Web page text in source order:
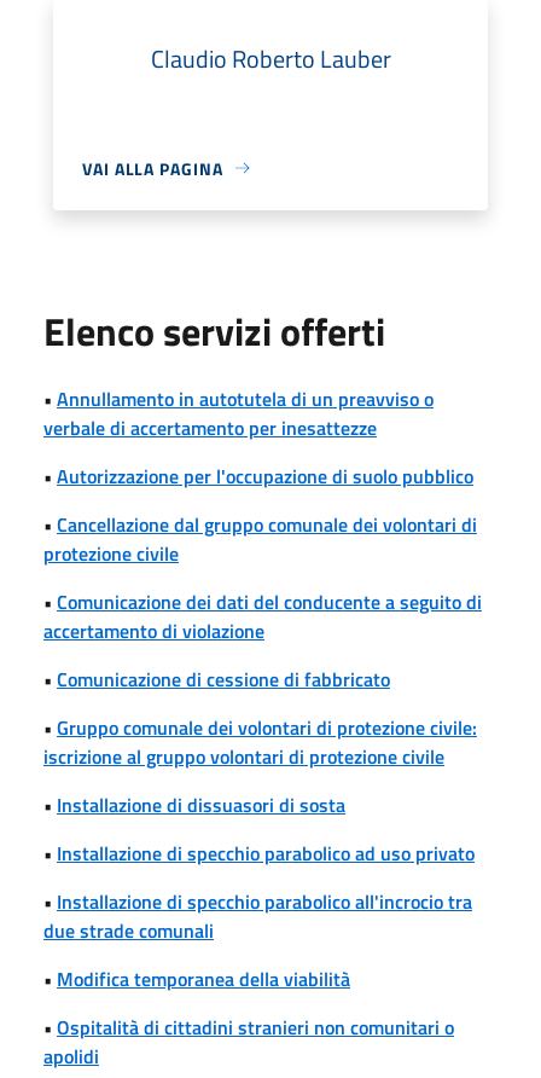
Claudio Roberto Lauber
VAI ALLA PAGINA
Elenco servizi offerti
• Annullamento in autotutela di un preavviso o
verbale di accertamento per inesattezze
• Autorizzazione per l'occupazione di suolo pubblico
• Cancellazione dal gruppo comunale dei volontari di
protezione civile
• Comunicazione dei dati del conducente a seguito di
accertamento di violazione
• Comunicazione di cessione di fabbricato
• Gruppo comunale dei volontari di protezione civile:
iscrizione al gruppo volontari di protezione civile
• Installazione di dissuasori di sosta
• Installazione di specchio parabolico ad uso privato
• Installazione di specchio parabolico all'incrocio tra
due strade comunali
• Modifica temporanea della viabilità
• Ospitalità di cittadini stranieri non comunitari o
apolidi